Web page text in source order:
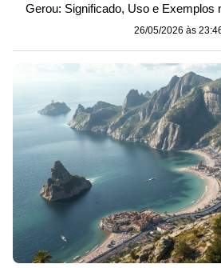
Gerou: Significado, Uso e Exemplos
26/05/2026 às